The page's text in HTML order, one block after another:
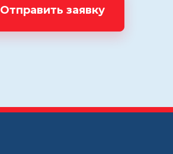
Отправить заявку